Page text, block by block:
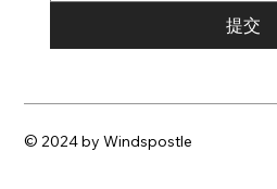
提交
© 2024 by Windspostle